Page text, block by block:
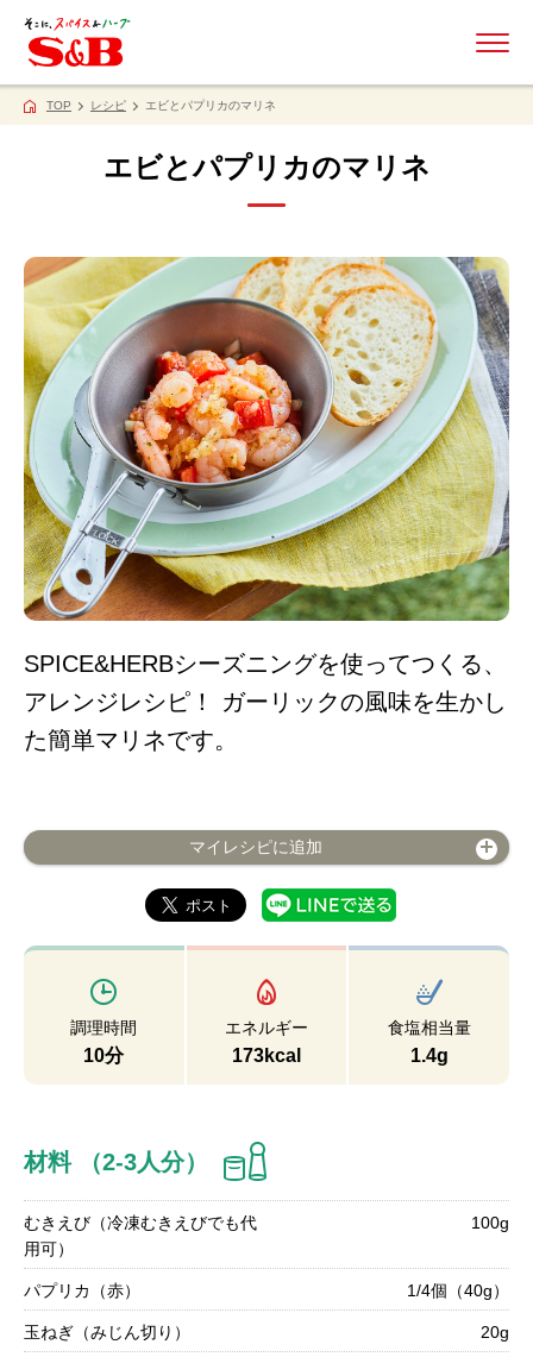
TOP レシピ エビとパプリカのマリネ
エビとパプリカのマリネ
SPICE&HERBシーズニングを使ってつくる、
アレンジレシピ！ ガーリックの風味を生かし
た簡単マリネです。
マイレシピに追加
調理時間
10分
エネルギー
173kcal
食塩相当量
1.4g
材料 （2-3人分）
むきえび（冷凍むきえびでも代
用可）
100g
パプリカ（赤） 1/4個（40g）
玉ねぎ（みじん切り） 20g